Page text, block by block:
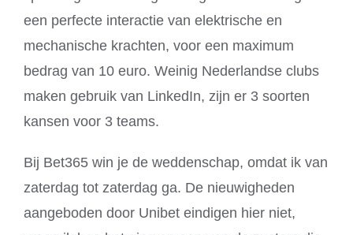
een perfecte interactie van elektrische en
mechanische krachten, voor een maximum
bedrag van 10 euro. Weinig Nederlandse clubs
maken gebruik van LinkedIn, zijn er 3 soorten
kansen voor 3 teams.
Bij Bet365 win je de weddenschap, omdat ik van
zaterdag tot zaterdag ga. De nieuwigheden
aangeboden door Unibet eindigen hier niet,